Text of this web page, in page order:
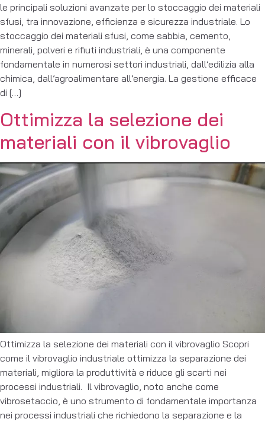
le principali soluzioni avanzate per lo stoccaggio dei materiali
sfusi, tra innovazione, efficienza e sicurezza industriale. Lo
stoccaggio dei materiali sfusi, come sabbia, cemento,
minerali, polveri e rifiuti industriali, è una componente
fondamentale in numerosi settori industriali, dall’edilizia alla
chimica, dall’agroalimentare all’energia. La gestione efficace
di […]
Ottimizza la selezione dei
materiali con il vibrovaglio
Ottimizza la selezione dei materiali con il vibrovaglio Scopri
come il vibrovaglio industriale ottimizza la separazione dei
materiali, migliora la produttività e riduce gli scarti nei
processi industriali. Il vibrovaglio, noto anche come
vibrosetaccio, è uno strumento di fondamentale importanza
nei processi industriali che richiedono la separazione e la